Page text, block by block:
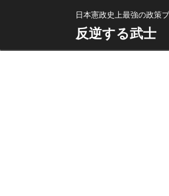
日本憲政史上最強の政策
反逆する武士